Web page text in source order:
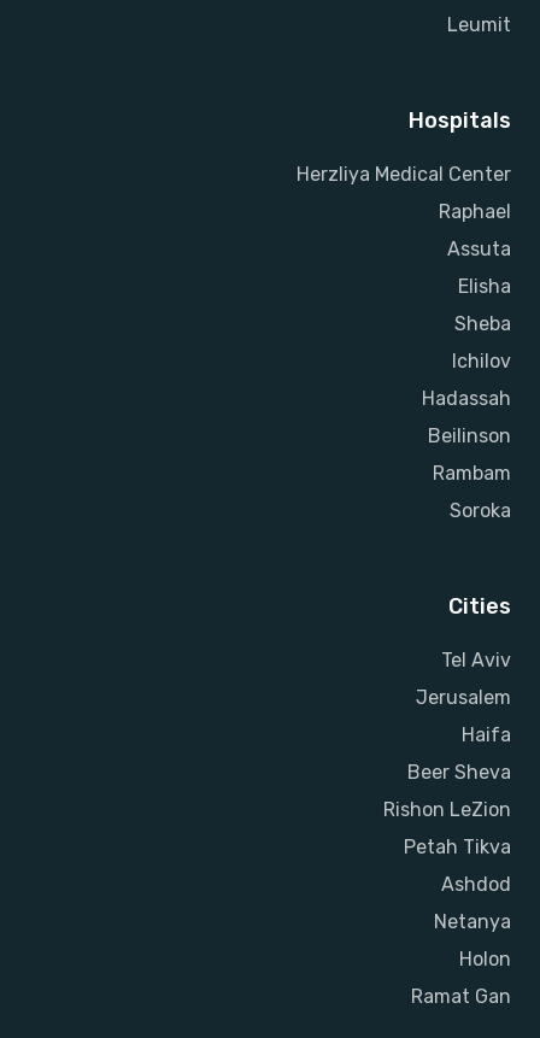
Leumit
Hospitals
Herzliya Medical Center
Raphael
Assuta
Elisha
Sheba
Ichilov
Hadassah
Beilinson
Rambam
Soroka
Cities
Tel Aviv
Jerusalem
Haifa
Beer Sheva
Rishon LeZion
Petah Tikva
Ashdod
Netanya
Holon
Ramat Gan